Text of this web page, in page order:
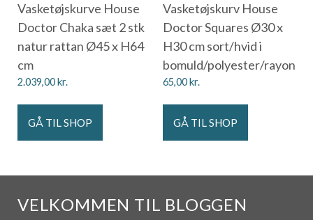
Vasketøjskurve House
Doctor Chaka sæt 2 stk
natur rattan Ø45 x H64
cm
2.039,00kr.
GÅ TIL SHOP
Vasketøjskurv House
Doctor Squares Ø30 x
H30 cm sort/hvid i
bomuld/polyester/rayon
65,00kr.
GÅ TIL SHOP
VELKOMMEN TIL BLOGGEN